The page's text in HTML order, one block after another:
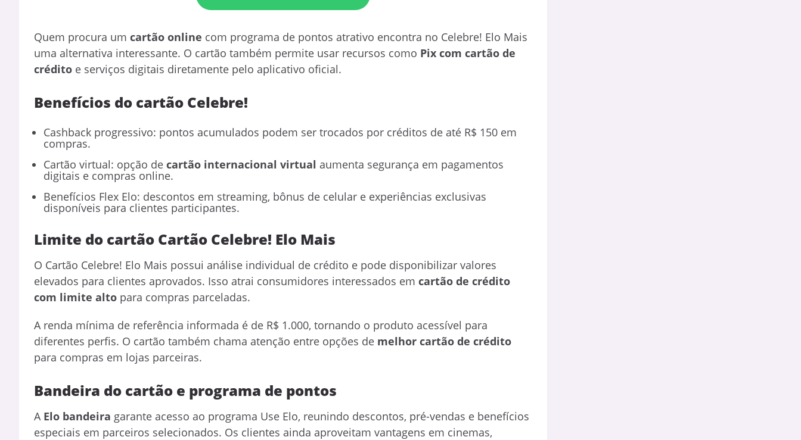
Quem procura um cartão online com programa de pontos atrativo encontra no Celebre! Elo Mais
uma alternativa interessante. O cartão também permite usar recursos como Pix com cartão de
crédito e serviços digitais diretamente pelo aplicativo oficial.
Benefícios do cartão Celebre!
Cashback progressivo: pontos acumulados podem ser trocados por créditos de até R$ 150 em
compras.
Cartão virtual: opção de cartão internacional virtual aumenta segurança em pagamentos
digitais e compras online.
Benefícios Flex Elo: descontos em streaming, bônus de celular e experiências exclusivas
disponíveis para clientes participantes.
Limite do cartão Cartão Celebre! Elo Mais
O Cartão Celebre! Elo Mais possui análise individual de crédito e pode disponibilizar valores
elevados para clientes aprovados. Isso atrai consumidores interessados em cartão de crédito
com limite alto para compras parceladas.
A renda mínima de referência informada é de R$ 1.000, tornando o produto acessível para
diferentes perfis. O cartão também chama atenção entre opções de melhor cartão de crédito
para compras em lojas parceiras.
Bandeira do cartão e programa de pontos
A Elo bandeira garante acesso ao programa Use Elo, reunindo descontos, pré-vendas e benefícios
especiais em parceiros selecionados. Os clientes ainda aproveitam vantagens em cinemas,